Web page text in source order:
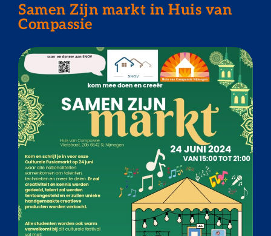
Samen Zijn markt in Huis van
Compassie